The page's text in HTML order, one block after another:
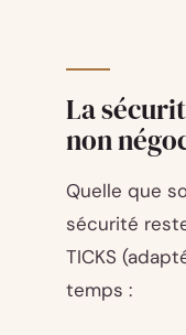
La
non
Quelle que
sécurité
TICKS
temps :